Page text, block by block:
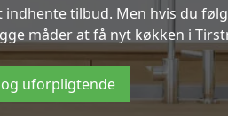
tilbud. Men hvis du
måder at få nyt køkken i
uforpligtende